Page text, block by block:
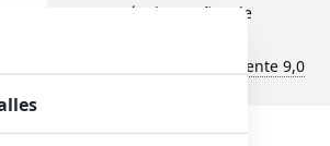
Más de 30 años de
Calificación del cliente 9,0